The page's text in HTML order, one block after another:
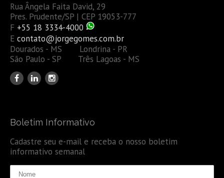
Rua Ângela Faita David, 29
Pres. Prudente/SP | CEP 19053-777
F +55 18 3334-4000
E contato@jorgegomes.com.br
Dourados - MS Londrina - PR
São Paulo - SP Três Lagoas - MS
Boletim Informativo
Cadastre seu e-mail e receba o nosso boletim
informativo semanal